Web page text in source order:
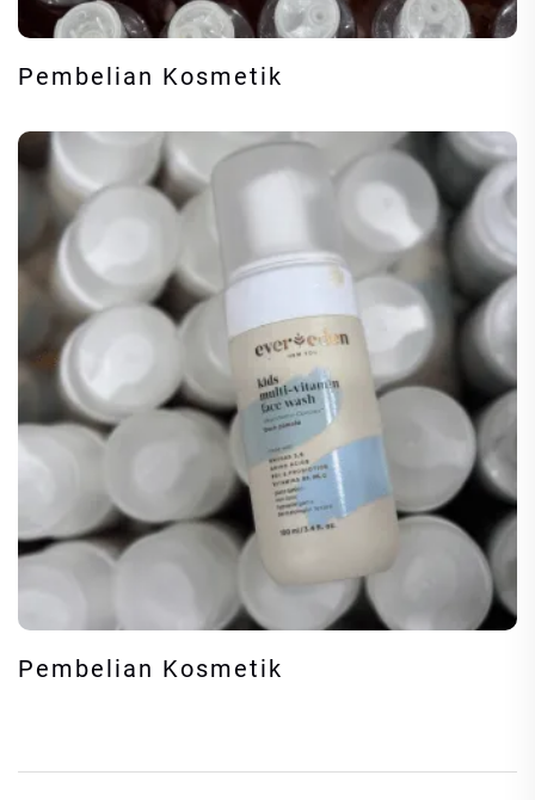
Pembelian Kosmetik
Pembelian Kosmetik